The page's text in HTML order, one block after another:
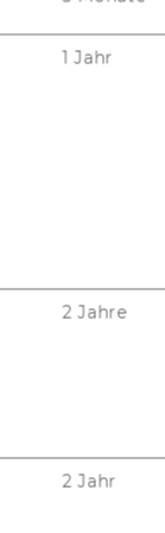
1 Jahr
2 Jahre
2 Jahr